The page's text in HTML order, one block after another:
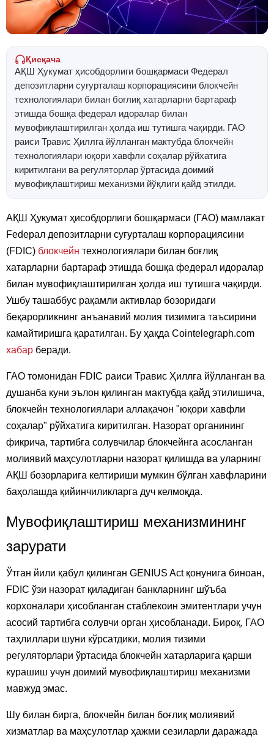
Қисқача
АҚШ Ҳукумат ҳисобдорлиги бошқармаси Федерал
депозитларни суғурталаш корпорациясини блокчейн
технологиялари билан боғлиқ хатарларни бартараф
этишда бошқа федерал идоралар билан
мувофиқлаштирилган ҳолда иш тутишга чақирди. ГАО
раиси Травис Ҳиллга йўлланган мактубда блокчейн
технологиялари юқори хавфли соҳалар рўйхатига
киритилгани ва регуляторлар ўртасида доимий
мувофиқлаштириш механизми йўқлиги қайд этилди.
АҚШ Ҳукумат ҳисобдорлиги бошқармаси (ГАО) мамлакат
Fedерал депозитларни суғурталаш корпорациясини
(FDIC) блокчейн технологиялари билан боғлиқ
хатарларни бартараф этишда бошқа федерал идоралар
билан мувофиқлаштирилган ҳолда иш тутишга чақирди.
Ушбу ташаббус рақамли активлар бозоридаги
беқарорликнинг анъанавий молия тизимига таъсирини
камайтиришга қаратилган. Бу ҳақда Cointelegraph.com
хабар беради.
ГАО томонидан FDIC раиси Травис Ҳиллга йўлланган ва
душанба куни эълон қилинган мактубда қайд этилишича,
блокчейн технологиялари аллақачон "юқори хавфли
соҳалар" рўйхатига киритилган. Назорат органининг
фикрича, тартибга солувчилар блокчейнга асосланган
молиявий маҳсулотларни назорат қилишда ва уларнинг
АҚШ бозорларига келтириши мумкин бўлган хавфларини
баҳолашда қийинчиликларга дуч келмоқда.
Мувофиқлаштириш механизмининг
зарурати
Ўтган йили қабул қилинган GENIUS Act қонунига биноан,
FDIC ўзи назорат қиладиган банкларнинг шўъба
корхоналари ҳисобланган стаблекоин эмитентлари учун
асосий тартибга солувчи орган ҳисобланади. Бироқ, ГАО
таҳлиллари шуни кўрсатдики, молия тизими
регуляторлари ўртасида блокчейн хатарларига қарши
курашиш учун доимий мувофиқлаштириш механизми
мавжуд эмас.
Шу билан бирга, блокчейн билан боғлиқ молиявий
хизматлар ва маҳсулотлар ҳажми сезиларли даражада